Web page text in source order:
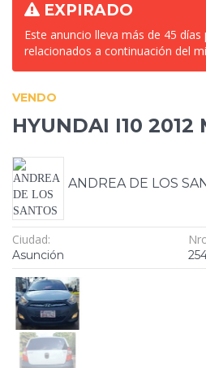
EXPIRADO
Este anuncio lleva más de 45
relacionados a continuación del
VENDO
HYUNDAI I10 2012
ANDREA DE LOS
Ciudad:
Asunción